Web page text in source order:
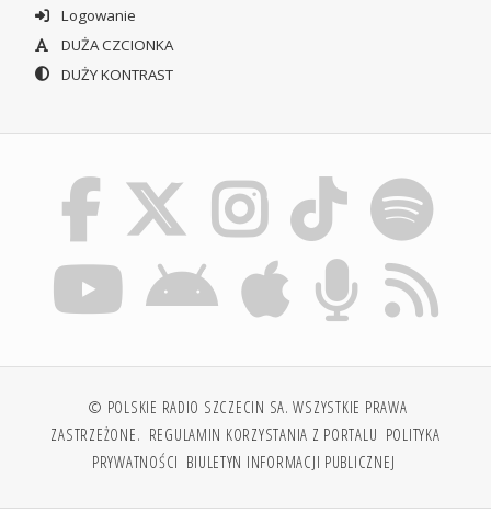
Logowanie
DUŻA CZCIONKA
DUŻY KONTRAST
© POLSKIE RADIO SZCZECIN SA. WSZYSTKIE PRAWA
ZASTRZEŻONE. REGULAMIN KORZYSTANIA Z PORTALU POLITYKA
PRYWATNOŚCI BIULETYN INFORMACJI PUBLICZNEJ